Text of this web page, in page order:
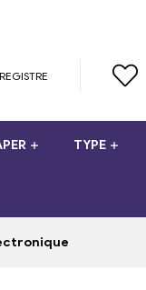
REGISTRE
TYPE